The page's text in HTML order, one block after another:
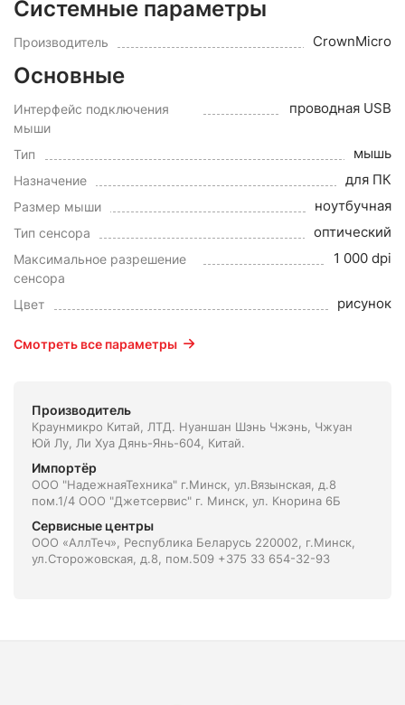
Системные параметры
Производитель CrownMicro
Основные
Интерфейс подключения
мыши
проводная USB
Тип мышь
Назначение для ПК
Размер мыши ноутбучная
Тип сенсора оптический
Максимальное разрешение
сенсора
1 000 dpi
Цвет рисунок
Смотреть все параметры
Производитель
Краунмикро Китай, ЛТД. Нуаншан Шэнь Чжэнь, Чжуан
Юй Лу, Ли Хуа Дянь-Янь-604, Китай.
Импортёр
ООО "НадежнаяТехника" г.Минск, ул.Вязынская, д.8
пом.1/4 ООО "Джетсервис" г. Минск, ул. Кнорина 6Б
Сервисные центры
ООО «АллТеч», Республика Беларусь 220002, г.Минск,
ул.Сторожовская, д.8, пом.509 +375 33 654-32-93